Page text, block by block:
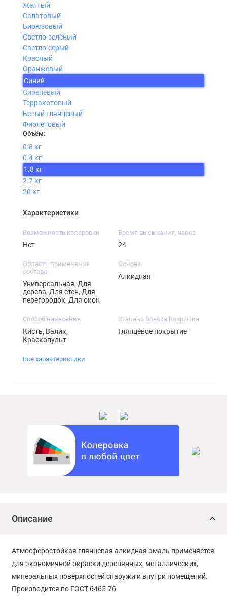
Жёлтый
Салатовый
Бирюзовый
Светло-зелёный
Светло-серый
Красный
Оранжевый
Синий
Сиреневый
Терракотовый
Белый глянцевый
Фиолетовый
Объём:
0.8 кг
0.4 кг
1.8 кг
2.7 кг
20 кг
Характеристики
Возможность колеровки
Нет
Время высыхания, часов
24
Область применения
состава
Универсальная, Для
дерева, Для стен, Для
перегородок, Для окон
Основа
Алкидная
Способ нанесения
Кисть, Валик,
Краскопульт
Степень блеска покрытия
Глянцевое покрытие
Все характеристики
Описание
Атмосферостойкая глянцевая алкидная эмаль применяется
для экономичной окраски деревянных, металлических,
минеральных поверхностей снаружи и внутри помещений.
Производится по ГОСТ 6465-76.